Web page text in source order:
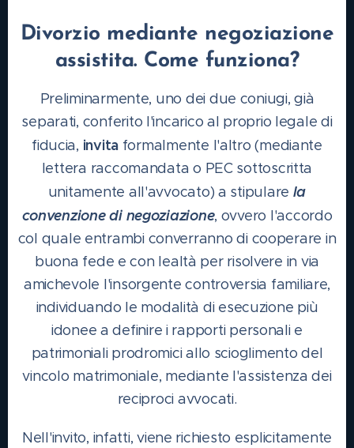
Divorzio mediante negoziazione
assistita. Come funziona?
Preliminarmente, uno dei due coniugi, già
separati, conferito l'incarico al proprio legale di
fiducia, invita formalmente l'altro (mediante
lettera raccomandata o PEC sottoscritta
unitamente all'avvocato) a stipulare la
convenzione di negoziazione, ovvero l'accordo
col quale entrambi converranno di cooperare in
buona fede e con lealtà per risolvere in via
amichevole l'insorgente controversia familiare,
individuando le modalità di esecuzione più
idonee a definire i rapporti personali e
patrimoniali prodromici allo scioglimento del
vincolo matrimoniale, mediante l'assistenza dei
reciproci avvocati.
Nell'invito, infatti, viene richiesto esplicitamente